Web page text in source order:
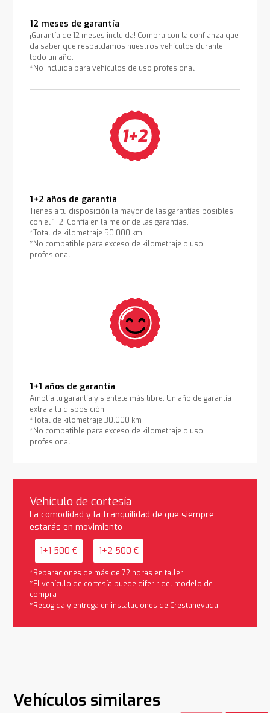
12 meses de garantía
¡Garantía de 12 meses incluida! Compra con la confianza que
da saber que respaldamos nuestros vehículos durante
todo un año.
*No incluida para vehículos de uso profesional
1+2 años de garantía
Tienes a tu disposición la mayor de las garantías posibles
con el 1+2. Confía en la mejor de las garantías.
*Total de kilometraje 50.000 km
*No compatible para exceso de kilometraje o uso
profesional
1+1 años de garantía
Amplía tu garantía y siéntete más libre. Un año de garantía
extra a tu disposición.
*Total de kilometraje 30.000 km
*No compatible para exceso de kilometraje o uso
profesional
Vehículo de cortesía
La comodidad y la tranquilidad de que siempre
estarás en movimiento
1+1 500 € 1+2 500 €
*Reparaciones de más de 72 horas en taller
*El vehículo de cortesía puede diferir del modelo de
compra
*Recogida y entrega en instalaciones de Crestanevada
Vehículos similares